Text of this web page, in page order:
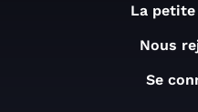
La
Nous
Se